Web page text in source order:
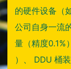
的硬件设备（
公司自身一流
量（精度0.1%
）、 DDU 桶